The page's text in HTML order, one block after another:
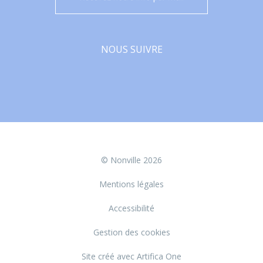
NOUS SUIVRE
© Nonville 2026
Mentions légales
Accessibilité
Gestion des cookies
Site créé avec Artifica One